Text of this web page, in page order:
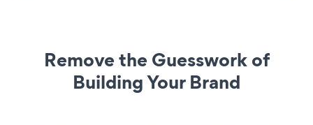
Remove the Guesswork of
Building Your Brand